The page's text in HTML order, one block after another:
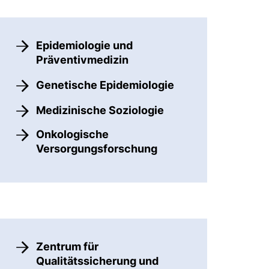
MenuEpidemiologie und
Präventivmedizin
Genetische Epidemiologie
Medizinische Soziologie
Onkologische
Versorgungsforschung
Zentrum für Qualitätssicherung
Zentrum für
Qualitätssicherung und